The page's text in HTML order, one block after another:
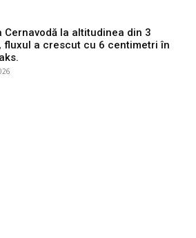
Cernavodă la altitudinea din 3
fluxul a crescut cu 6 centimetri în